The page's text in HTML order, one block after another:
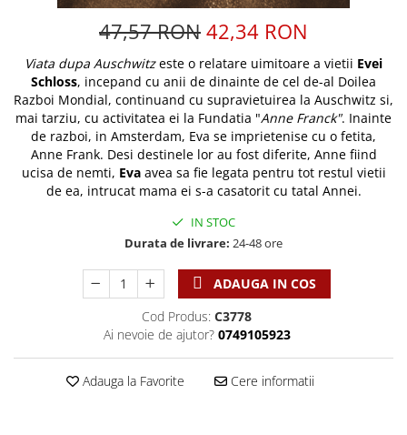
Familie
Barbati
Cresterea copiilor
Femei
Relatii
Harfe / Partituri
Instrumente pastorale
Despre biserica
Predici/ Schite de predici
Pix plastic
Jurnale
Jurnal de Rugaciune
Limba Engleza
Limba Română
Magneti
Foarte puternici
Obiecte decorative
Pix+Semn de carte
Tablouri
Alte suveniruri
Carti postale
Jurnal
Magneti
Suport pahar
Tablouri
Jurnale
47,57 RON 42,34 RON
Viata dupa Auschwitzeste o relatare uimitoare a vietii Evei
Schloss, incepand cu anii de dinainte de cel de-al Doilea
Razboi Mondial, continuand cu supravietuirea la Auschwitz si,
mai tarziu, cu activitatea ei la Fundatia "Anne Franck". Inainte
de razboi, in Amsterdam, Eva se imprietenise cu o fetita,
Anne Frank. Desi destinele lor au fost diferite, Anne fiind
ucisa de nemti, Eva avea sa fie legata pentru tot restul vietii
de ea, intrucat mama ei s-a casatorit cu tatal Annei.
IN STOC
Durata de livrare: 24-48 ore
ADAUGA IN COS
Cod Produs: C3778
Ai nevoie de ajutor? 0749105923
Adauga la Favorite Cere informatii